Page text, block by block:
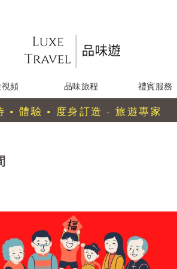
頻 品味旅程 禮賓服務
• 體驗 • 度身訂造 - 旅遊專家